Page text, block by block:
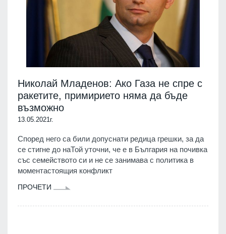
Николай Младенов: Ако Газа не спре с
ракетите, примирието няма да бъде
възможно
13.05.2021г.
Според него са били допуснати редица грешки, за да
се стигне до наТой уточни, че е в България на почивка
със семейството си и не се занимава с политика в
моментастоящия конфликт
ПРОЧЕТИ